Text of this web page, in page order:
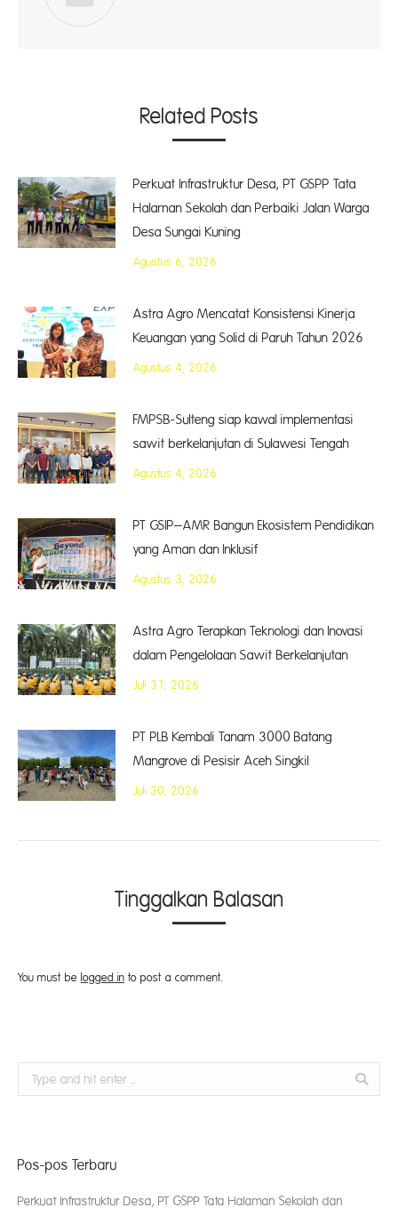
Related Posts
Perkuat Infrastruktur Desa, PT GSPP Tata
Halaman Sekolah dan Perbaiki Jalan Warga
Desa Sungai Kuning
Agustus 6, 2026
Astra Agro Mencatat Konsistensi Kinerja
Keuangan yang Solid di Paruh Tahun 2026
Agustus 4, 2026
FMPSB-Sulteng siap kawal implementasi
sawit berkelanjutan di Sulawesi Tengah
Agustus 4, 2026
PT GSIP–AMR Bangun Ekosistem Pendidikan
yang Aman dan Inklusif
Agustus 3, 2026
Astra Agro Terapkan Teknologi dan Inovasi
dalam Pengelolaan Sawit Berkelanjutan
Juli 31, 2026
PT PLB Kembali Tanam 3000 Batang
Mangrove di Pesisir Aceh Singkil
Juli 30, 2026
Tinggalkan Balasan
You must be logged in to post a comment.
Search:
Pos-pos Terbaru
Perkuat Infrastruktur Desa, PT GSPP Tata Halaman Sekolah dan